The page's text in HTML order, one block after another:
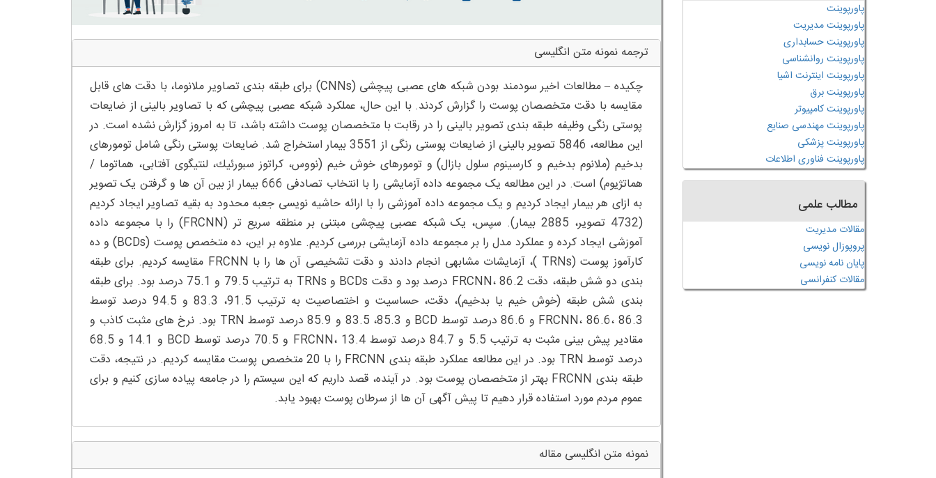
ترجمه نمونه متن انگلیسی
چکیده – مطالعات اخیر سودمند بودن شبکه های عصبی پیچشی (CNNs) برای طبقه بندی تصاویر ملانوما، با دقت های قابل
مقایسه با دقت متخصصان پوست را گزارش کردند. با این حال، عملکرد شبکه عصبی پیچشی که با تصاویر بالینی از ضایعات
پوستی رنگی وظیفه طبقه بندی تصویر بالینی را در رقابت با متخصصان پوست داشته باشد، تا به امروز گزارش نشده است. در
این مطالعه، 5846 تصویر بالینی از ضایعات پوستی رنگی از 3551 بیمار استخراج شد. ضایعات پوستی رنگی شامل تومورهای
بدخیم (ملانوم بدخیم و کارسینوم سلول بازال) و تومورهای خوش خیم (نووس، كراتوز سبورئیك‌، لنتیگوی آفتابی، هماتوما /
هماتژیوم) است. در این مطالعه یک مجموعه داده آزمایشی را با انتخاب تصادفی 666 بیمار از بین آن ها و گرفتن یک تصویر
به ازای هر بیمار ایجاد کردیم و یک مجموعه داده آموزشی را با ارائه حاشیه نویسی جعبه محدود به بقیه تصاویر ایجاد کردیم
(4732 تصویر، 2885 بیمار). سپس، یک شبکه عصبی پیچشی مبتنی بر منطقه سریع تر (FRCNN) را با مجموعه داده
آموزشی ایجاد کرده و عملکرد مدل را بر مجموعه داده آزمایشی بررسی کردیم. علاوه بر این، ده متخصص پوست (BCDs) و ده
کارآموز پوست (TRNs )، آزمایشات مشابهی انجام دادند و دقت تشخیصی آن ها را با FRCNN مقایسه کردیم. برای طبقه
بندی دو شش طبقه، دقت FRCNN، 86.2 درصد بود و دقت BCDs و TRNs به ترتیب 79.5 و 75.1 درصد بود. برای طبقه
بندی شش طبقه (خوش خیم یا بدخیم)، دقت، حساسیت و اختصاصیت به ترتیب 91.5، 83.3 و 94.5 درصد توسط
FRCNN، 86.6، 86.3 و 86.6 درصد توسط BCD و 85.3، 83.5 و 85.9 درصد توسط TRN بود. نرخ های مثبت کاذب و
مقادیر پیش بینی مثبت به ترتیب 5.5 و 84.7 درصد توسط FRCNN، 13.4 و 70.5 درصد توسط BCD و 14.1 و 68.5
درصد توسط TRN بود. در این مطالعه عملکرد طبقه بندی FRCNN را با 20 متخصص پوست مقایسه کردیم. در نتیجه، دقت
طبقه بندی FRCNN بهتر از متخصصان پوست بود. در آینده، قصد داریم که این سیستم را در جامعه پیاده سازی کنیم و برای
عموم مردم مورد استفاده قرار دهیم تا پیش آگهی آن ها از سرطان پوست بهبود یابد.
نمونه متن انگلیسی مقاله
پاورپوینت
پاورپوینت مدیریت
پاورپوینت حسابداری
پاورپوینت روانشناسی
پاورپوینت اینترنت اشیا
پاورپوینت برق
پاورپوینت کامپیوتر
پاورپوینت مهندسی صنایع
پاورپوینت پزشکی
پاورپوینت فناوری اطلاعات
مطالب علمی
مقالات مدیریت
پروپوزال نویسی
پایان نامه نویسی
مقالات کنفرانسی